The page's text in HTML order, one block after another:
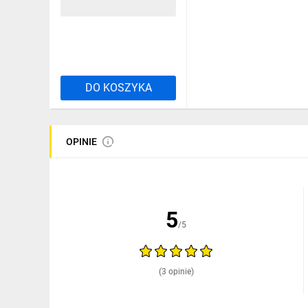
DO KOSZYKA
OPINIE
5/5
(3 opinie)